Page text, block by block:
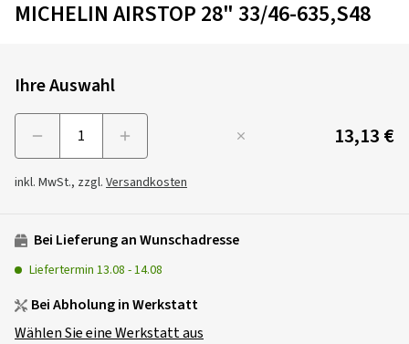
MICHELIN AIRSTOP 28" 33/46-635,S48
Ihre Auswahl
13,13 €
inkl. MwSt., zzgl. Versandkosten
Bei Lieferung an Wunschadresse
Liefertermin 13.08 -14.08
Bei Abholung in Werkstatt
Wählen Sie eine Werkstatt aus